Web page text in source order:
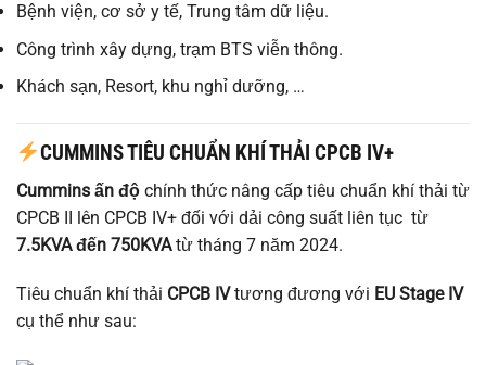
Bệnh viện, cơ sở y tế, Trung tâm dữ liệu.
Công trình xây dựng, trạm BTS viễn thông.
Khách sạn, Resort, khu nghỉ dưỡng, …
CUMMINS TIÊU CHUẨN KHÍ THẢI CPCB IV+
Cummins ấn độ chính thức nâng cấp tiêu chuẩn khí thải từ
CPCB II lên CPCB IV+ đối với dải công suất liên tục từ
7.5KVA đến 750KVAtừ tháng 7 năm 2024.
Tiêu chuẩn khí thải CPCB IVtương đương với EU Stage IV
cụ thể như sau: